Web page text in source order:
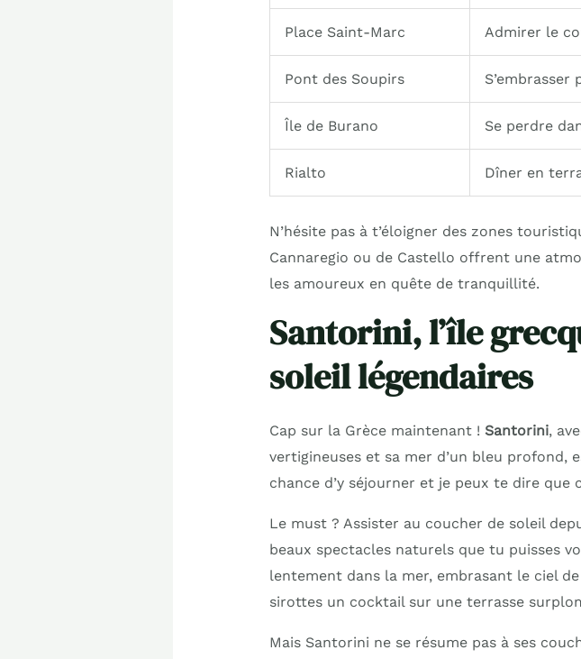
Place Saint-Marc Admirer le
Pont des Soupirs S’embrasser
Île de Burano Se perdre
Rialto Dîner en
N’hésite pas à t’éloigner des zones
Cannaregio ou de Castello offrent une
les amoureux en quête de tranquillité.
Santorini, l’île
soleil légendaires
Cap sur la Grèce maintenant ! Santorini,
vertigineuses et sa mer d’un bleu profond,
chance d’y séjourner et je peux te dire que
Le must ? Assister au coucher de soleil
beaux spectacles naturels que tu puisses
lentement dans la mer, embrasant le ciel
sirottes un cocktail sur une terrasse
Mais Santorini ne se résume pas à ses